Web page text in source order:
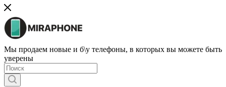
Мы продаем новые и б\у телефоны, в которых вы можете быть
уверены